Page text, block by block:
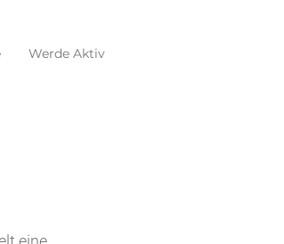
Werde Aktiv